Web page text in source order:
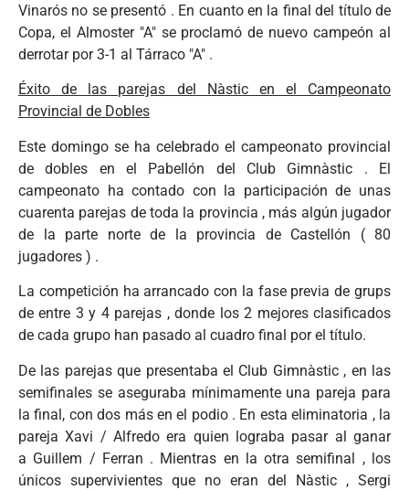
Vinarós no se presentó . En cuanto en la final del título de
Copa, el Almoster "A" se proclamó de nuevo campeón al
derrotar por 3-1 al Tárraco "A" .
Éxito de las parejas del Nàstic en el Campeonato
Provincial de Dobles
Este domingo se ha celebrado el campeonato provincial
de dobles en el Pabellón del Club Gimnàstic . El
campeonato ha contado con la participación de unas
cuarenta parejas de toda la provincia , más algún jugador
de la parte norte de la provincia de Castellón ( 80
jugadores ) .
La competición ha arrancado con la fase previa de grups
de entre 3 y 4 parejas , donde los 2 mejores clasificados
de cada grupo han pasado al cuadro final por el título.
De las parejas que presentaba el Club Gimnàstic , en las
semifinales se aseguraba mínimamente una pareja para
la final, con dos más en el podio . En esta eliminatoria , la
pareja Xavi / Alfredo era quien lograba pasar al ganar
a Guillem / Ferran . Mientras en la otra semifinal , los
únicos supervivientes que no eran del Nàstic , Sergi